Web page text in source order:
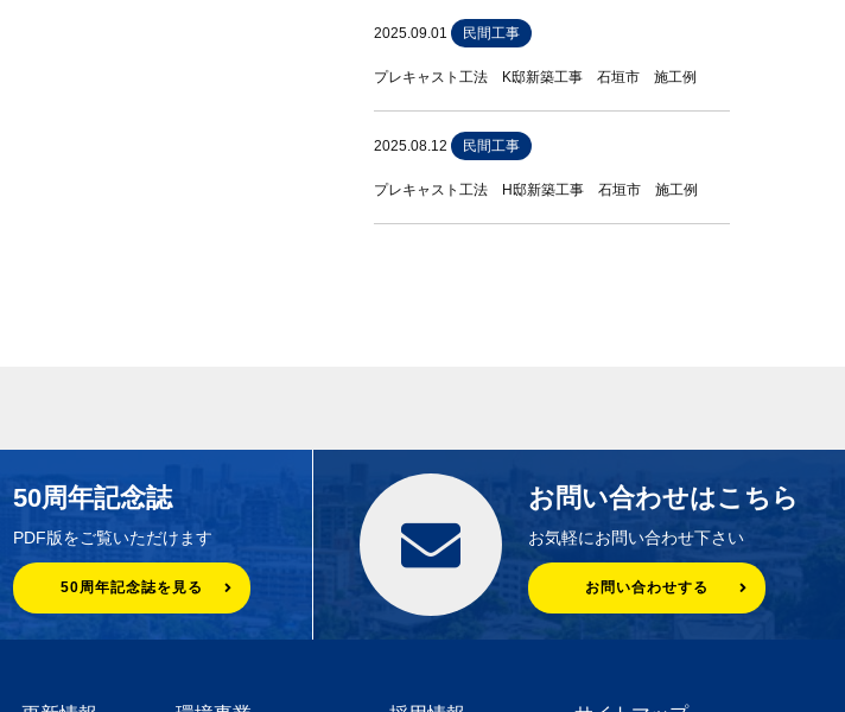
2025.09.01 民間工事
プレキャスト工法 K邸新築工事 石垣市 施工例
2025.08.12 民間工事
プレキャスト工法 H邸新築工事 石垣市 施工例
50周年記念誌
PDF版をご覧いただけます
50周年記念誌を見る
お問い合わせはこちら
お気軽にお問い合わせ下さい
お問い合わせする